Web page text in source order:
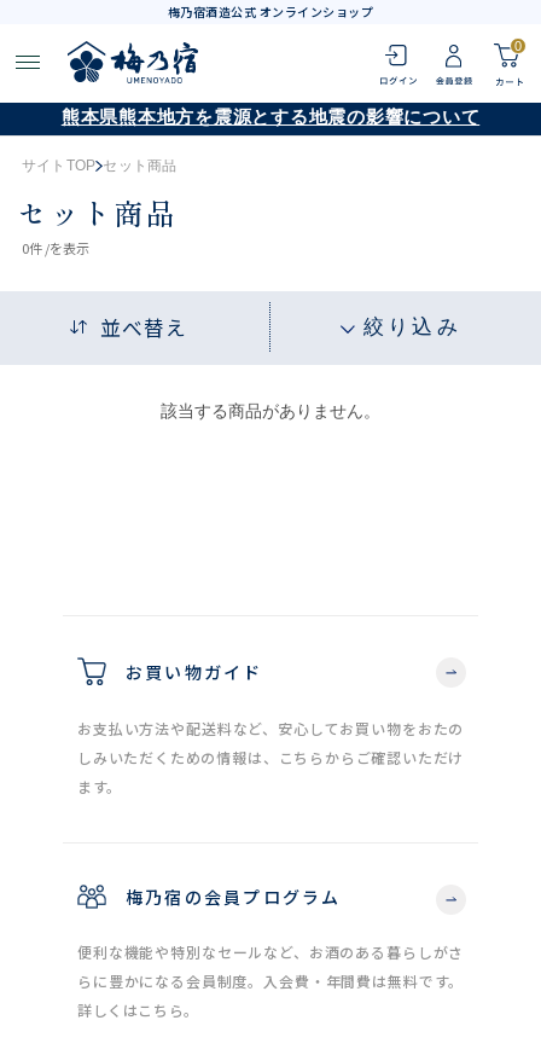
梅乃宿酒造公式 オンラインショップ
0
熊本県熊本地方を震源とする地震の影響について
サイトTOP セット商品
セット商品
0件 /を表示
並べ替え 絞り込み
該当する商品がありません。
お買い物ガイド
お支払い方法や配送料など、安心してお買い物をおたの
しみいただくための情報は、こちらからご確認いただけ
ます。
梅乃宿の会員プログラム
便利な機能や特別なセールなど、お酒のある暮らしがさ
らに豊かになる会員制度。入会費・年間費は無料です。
詳しくはこちら。